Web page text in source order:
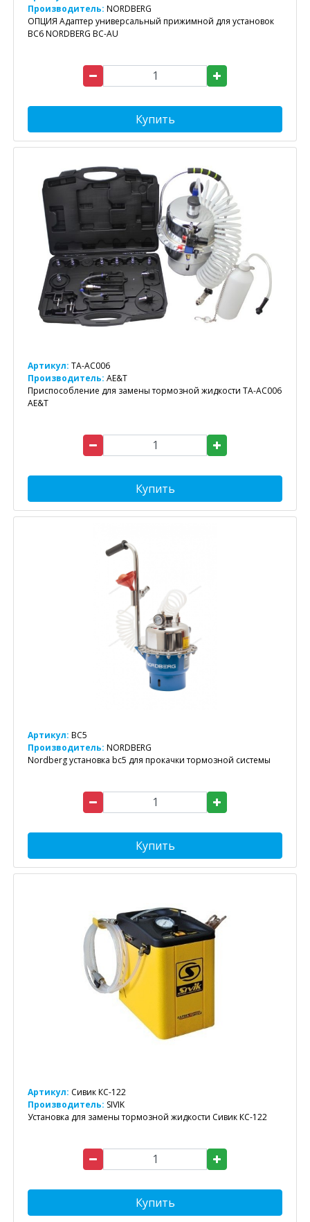
Производитель: NORDBERG
ОПЦИЯ Адаптер универсальный прижимной для установок
BC6 NORDBERG BC-AU
Купить
Артикул: TA-AC006
Производитель: AE&T
Приспособление для замены тормозной жидкости TA-AC006
AE&T
Купить
Артикул: BC5
Производитель: NORDBERG
Nordberg установка bc5 для прокачки тормозной системы
Купить
Артикул: Сивик КС-122
Производитель: SIVIK
Установка для замены тормозной жидкости Сивик КС-122
Купить